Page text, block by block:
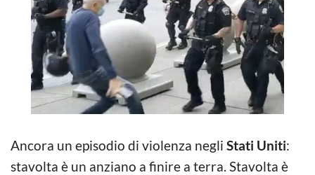
Ancora un episodio di violenza negli Stati Uniti:
stavolta è un anziano a finire a terra. Stavolta è